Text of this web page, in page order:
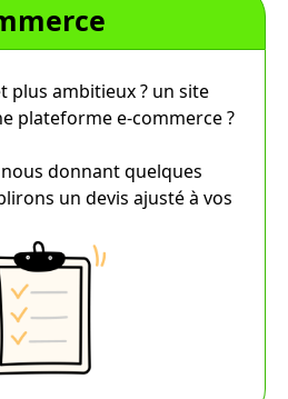
plus ambitieux ? un site
plateforme e-commerce ?
donnant quelques
un devis ajusté à vos